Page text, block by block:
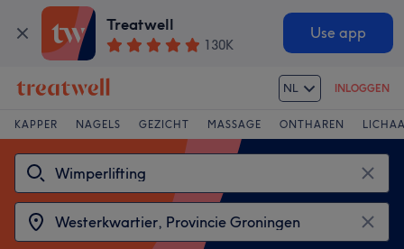
Treatwell
130K
Use app
NL INLOGGEN
KAPPER NAGELS GEZICHT MASSAGE ONTHAREN